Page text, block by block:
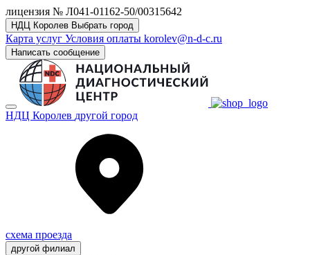
лицензия № Л041-01162-50/00315642
НДЦ Королев Выбрать город
Карта услуг Условия оплаты korolev@n-d-c.ru
Написать сообщение
НДЦ Королев другой город
схема проезда
другой филиал